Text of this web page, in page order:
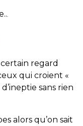
.
regard
qui croient «
sans rien
alors qu’on sait